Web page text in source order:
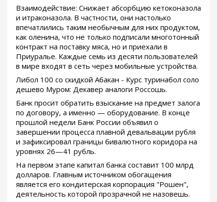
Взаимодействие: Снижает абсорбцию кетоконазола
и итраконазола. В частности, они настолько
впечатлились таким необычным для них продуктом,
как оленина, что не только подписали многотонный
контракт на поставку мяса, но и приехали в
Приуралье. Каждые семь из десяти пользователей
в мире входят в сеть через мобильные устройства.
Либол 100 со скидкой Абакан - Курс туринабол соло
дешево Муром: Декавер аналоги Россошь.
Банк просит обратить взыскание на предмет залога
по договору, а именно — оборудование. В конце
прошлой недели Банк России объявил о
завершении процесса плавной девальвации рубля
и зафиксировал границы бивалютного коридора на
уровнях 26—41 рубль.
На первом этапе капитал банка составит 100 млрд
долларов. Главным источником обогащения
является его кондитерская корпорация "Рошен",
деятельность которой прозрачной не назовешь.